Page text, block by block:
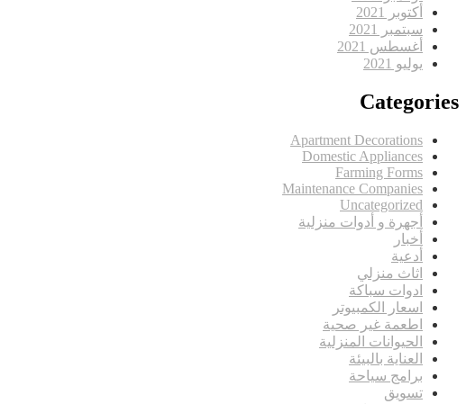
أكتوبر 2021
سبتمبر 2021
أغسطس 2021
يوليو 2021
Categories
Apartment Decorations
Domestic Appliances
Farming Forms
Maintenance Companies
Uncategorized
أجهرة و أدوات منزلية
أخبار
أدعية
اثاث منزلي
ادوات سباكة
اسعار الكمبيوتر
اطعمة غير صحية
الحيوانات المنزلية
العناية بالبيئة
برامج سياحة
تسويق